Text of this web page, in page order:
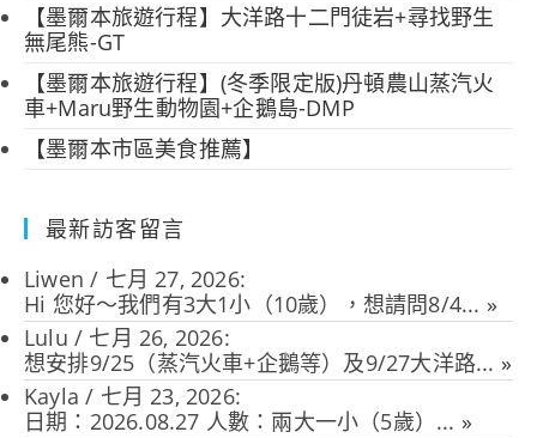
【墨爾本旅遊行程】大洋路十二門徒岩+尋找野生
無尾熊-GT
【墨爾本旅遊行程】(冬季限定版)丹頓農山蒸汽火
車+Maru野生動物園+企鵝島-DMP
【墨爾本市區美食推薦】
最新訪客留言
Liwen / 七月 27, 2026:
Hi 您好～我們有3大1小（10歲），想請問8/4... »
Lulu / 七月 26, 2026:
想安排9/25（蒸汽火車+企鵝等）及9/27大洋路... »
Kayla / 七月 23, 2026:
日期：2026.08.27 人數：兩大一小（5歲）... »